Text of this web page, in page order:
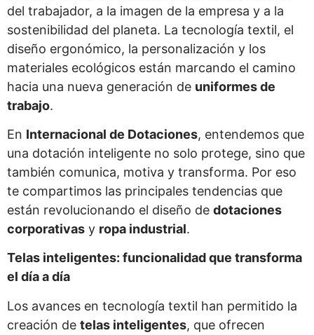
del trabajador, a la imagen de la empresa y a la
sostenibilidad del planeta. La tecnología textil, el
diseño ergonómico, la personalización y los
materiales ecológicos están marcando el camino
hacia una nueva generación de uniformes de
trabajo.
En Internacional de Dotaciones, entendemos que
una dotación inteligente no solo protege, sino que
también comunica, motiva y transforma. Por eso
te compartimos las principales tendencias que
están revolucionando el diseño de dotaciones
corporativas y ropa industrial.
Telas inteligentes: funcionalidad que transforma
el día a día
Los avances en tecnología textil han permitido la
creación de telas inteligentes, que ofrecen